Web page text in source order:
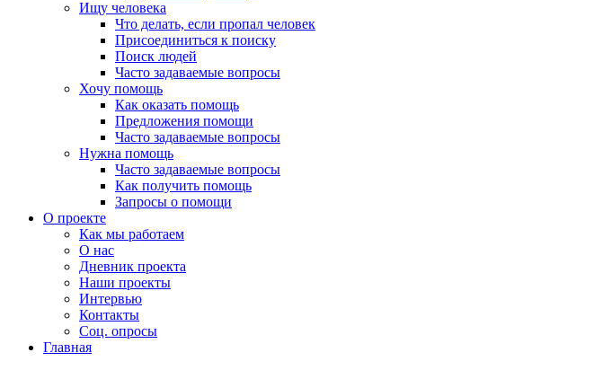
Ищу человека
Что делать, если пропал человек
Присоединиться к поиску
Поиск людей
Часто задаваемые вопросы
Хочу помощь
Как оказать помощь
Предложения помощи
Часто задаваемые вопросы
Нужна помощь
Часто задаваемые вопросы
Как получить помощь
Запросы о помощи
О проекте
Как мы работаем
О нас
Дневник проекта
Наши проекты
Интервью
Контакты
Соц. опросы
Главная